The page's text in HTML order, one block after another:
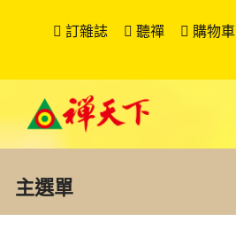
訂雜誌 聽禪 購物車
主選單